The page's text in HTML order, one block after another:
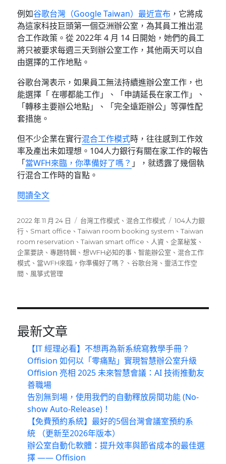
例如谷歌台灣（Google Taiwan）最近宣布 ，它將成
為這家科技巨頭第一個亞洲辦公室，為其員工推出混
合工作政策。從 2022年 4 月 14 日開始，她們的員工
將只被要求每週三天到辦公室工作，其他兩天可以自
由選擇的工作地點。
谷歌台灣表示，如果員工無法持續進辦公室工作，也
能選擇「 在哪都能工作」、「申請延長在家工作」、
「轉移主要辦公地點」、「完全遠距辦公」等彈性配
套措施。
但不少企業在實行混合工作模式時，往往感到工作效
率及產出未如理想。104人力銀行有關在家工作的報告
「當WFH來臨，你準備好了嗎？ 」，就透露了幾個執
行混合工作時的盲點。
閱讀全文〈企業WFH要成功 須突破五大盲點〉
發
佈
日
期:
2022 年 11 月 24 日
分
類
台灣工作模式 、混合工作模式
標
籤
104人力銀
行 、 Smart office 、Taiwan room booking system 、Taiwan
room reservation 、Taiwan smart office 、 人資 、企業秘笈 、
企業要訣 、專題特輯 、想WFH必知的事 、智能辦公室 、混合工作
模式 、 當WFH來臨，你準備好了嗎？ 、谷歌台灣 、 靈活工作空
間 、 風箏式管理
最新文章
【IT 經理必看】不想再為新系統寫教學手冊？
Offision 如何以「零痛點」實現智慧辦公室升級
Offision 亮相 2025 未來智慧會議：AI 技術推動友
善職場
告別無到場，使用我們的自動釋放房間功能 (No-
show Auto-Release)！
【免費預約系統】最好的5個台灣會議室預約系
統 （更新至2026年版本）
辦公室自動化軟體：提升效率與節省成本的最佳選
擇 —— Offision